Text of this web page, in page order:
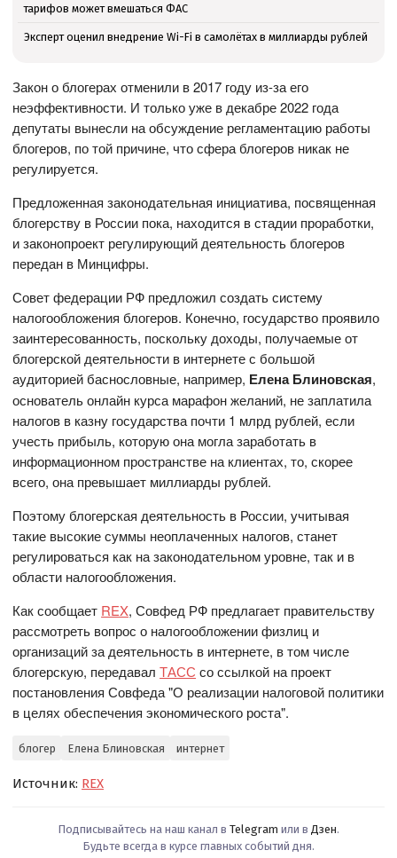
тарифов может вмешаться ФАС
Эксперт оценил внедрение Wi-Fi в самолётах в миллиарды рублей
Закон о блогерах отменили в 2017 году из-за его
неэффективности. И только уже в декабре 2022 года
депутаты вынесли на обсуждение регламентацию работы
блогеров, по той причине, что сфера блогеров никак не
регулируется.
Предложенная законодательная инициатива, посвященная
блогерству в России пока, находится в стадии проработки,
и законопроект регулирующий деятельность блогеров
передан в Минцифры.
Совет федерации РФ предложил создать систему
налогообложения блогеров. Конечно, государство проявило
заинтересованность, поскольку доходы, получаемые от
блогерской деятельности в интернете с большой
аудиторией баснословные, например, Елена Блиновская,
основатель онлайн курса марафон желаний, не заплатила
налогов в казну государства почти 1 млрд рублей, если
учесть прибыль, которую она могла заработать в
информационном пространстве на клиентах, то, скорее
всего, она превышает миллиарды рублей.
Поэтому блогерская деятельность в России, учитывая
такие высокие суммы неоплаченных налогов, станет
регулироваться как на законодательном уровне, так и в
области налогообложения.
Как сообщает REX, Совфед РФ предлагает правительству
рассмотреть вопрос о налогообложении физлиц и
организаций за деятельность в интернете, в том числе
блогерскую, передавалТАСС со ссылкой на проект
постановления Совфеда "О реализации налоговой политики
в целях обеспечения экономического роста".
блогер Елена Блиновская интернет
Источник: REX
Подписывайтесь на наш канал в Telegram или в Дзен.
Будьте всегда в курсе главных событий дня.